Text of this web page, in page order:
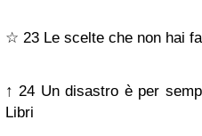
☆ 23 Le scelte che non hai
↑ 24 Un disastro è per
Libri